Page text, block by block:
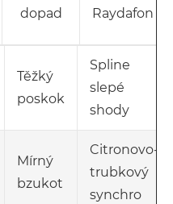
dopad
Raydafon
Těžký
poskok
Spline
slepé
shody
Mírný
bzukot
Citronovo-
trubkový
synchro